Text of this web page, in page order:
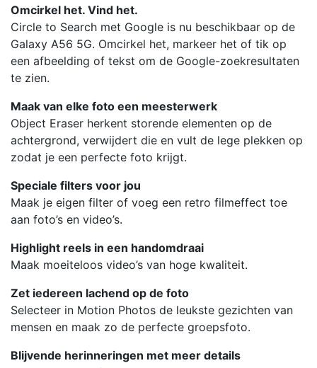
Omcirkel het. Vind het.
Circle to Search met Google is nu beschikbaar op de
Galaxy A56 5G. Omcirkel het, markeer het of tik op
een afbeelding of tekst om de Google-zoekresultaten
te zien.
Maak van elke foto een meesterwerk
Object Eraser herkent storende elementen op de
achtergrond, verwijdert die en vult de lege plekken op
zodat je een perfecte foto krijgt.
Speciale filters voor jou
Maak je eigen filter of voeg een retro filmeffect toe
aan foto’s en video’s.
Highlight reels in een handomdraai
Maak moeiteloos video’s van hoge kwaliteit.
Zet iedereen lachend op de foto
Selecteer in Motion Photos de leukste gezichten van
mensen en maak zo de perfecte groepsfoto.
Blijvende herinneringen met meer details